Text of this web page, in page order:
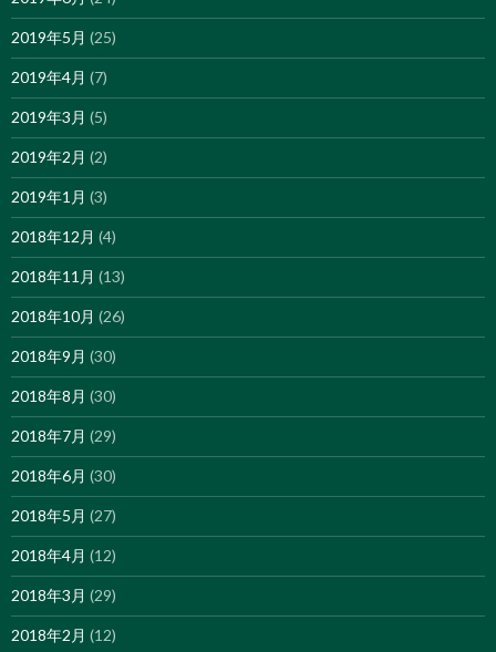
2019年5月 (25)
2019年4月 (7)
2019年3月 (5)
2019年2月 (2)
2019年1月 (3)
2018年12月 (4)
2018年11月 (13)
2018年10月 (26)
2018年9月 (30)
2018年8月 (30)
2018年7月 (29)
2018年6月 (30)
2018年5月 (27)
2018年4月 (12)
2018年3月 (29)
2018年2月 (12)